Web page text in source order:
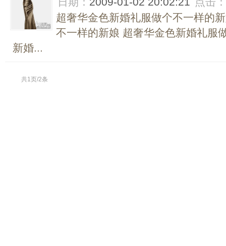
超奢华金色新婚礼服做个不一样的
不一样的新娘 超奢华金色新婚礼服
新婚...
共1页/2条